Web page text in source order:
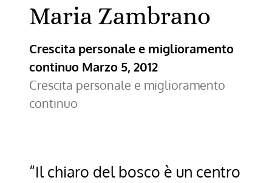
Maria Zambrano
Crescita personale e miglioramento
continuo Marzo 5, 2012
Crescita personale e miglioramento
continuo
“Il chiaro del bosco è un centro